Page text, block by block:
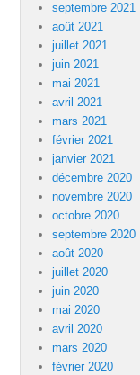
septembre 2021
août 2021
juillet 2021
juin 2021
mai 2021
avril 2021
mars 2021
février 2021
janvier 2021
décembre 2020
novembre 2020
octobre 2020
septembre 2020
août 2020
juillet 2020
juin 2020
mai 2020
avril 2020
mars 2020
février 2020